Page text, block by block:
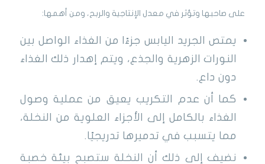
على صاحبها وتؤثر في معدل الإنتاجية والربح، ومن أهمها:
يمتص الجريد اليابس جزءًا من الغذاء الواصل بين
النورات الزهرية والجذع، ويتم إهدار ذلك الغذاء
دون داع.
كما أن عدم التكريب يعيق من عملية وصول
الغذاء بالكامل إلى الأجزاء العلوية من النخلة،
مما يتسبب في تدميرها تدريجيًا.
نضيف إلى ذلك أن النخلة ستصبح بيئة خصبة